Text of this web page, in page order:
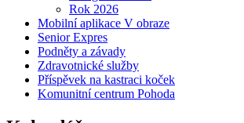
Rok 2026
Mobilní aplikace V obraze
Senior Expres
Podněty a závady
Zdravotnické služby
Příspěvek na kastraci koček
Komunitní centrum Pohoda